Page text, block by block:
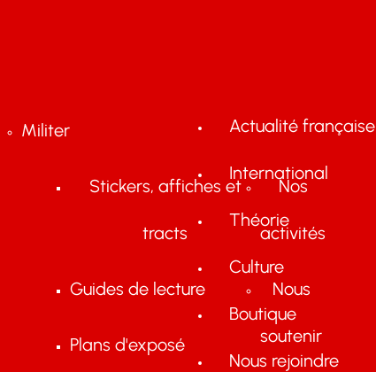
Militer
Stickers, affiches et
tracts
Guides de lecture
Plans d'exposé
Nos
activités
Nous
soutenir
Actualité française
International
Théorie
Culture
Boutique
Nous rejoindre